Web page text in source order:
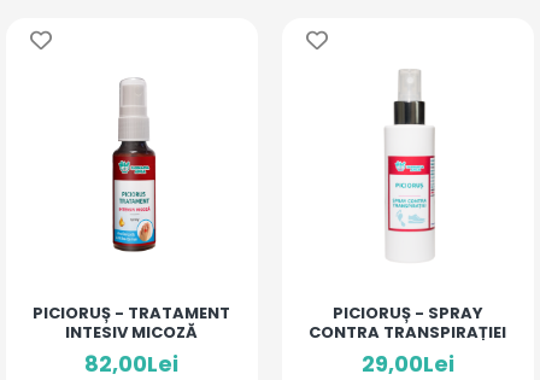
PICIORUȘ - TRATAMENT
INTESIV MICOZĂ
82,00Lei
PICIORUȘ - SPRAY
CONTRA TRANSPIRAȚIEI
29,00Lei